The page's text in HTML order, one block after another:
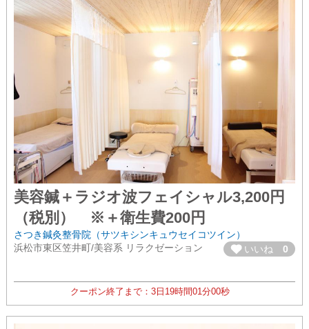
美容鍼＋ラジオ波フェイシャル3,200円
（税別） ※＋衛生費200円
さつき鍼灸整骨院（サツキシンキュウセイコツイン）
浜松市東区笠井町/美容系 リラクゼーション
いいね0
クーポン終了まで： 3日 19時間00分59秒